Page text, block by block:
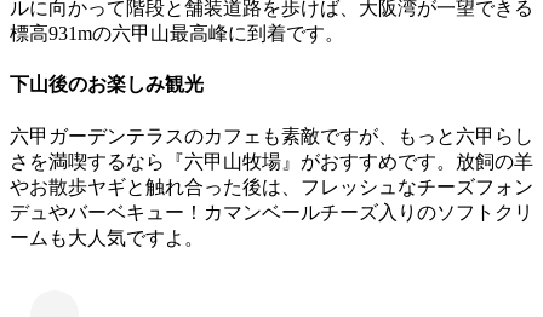
ルに向かって階段と舗装道路を歩けば、大阪湾が一望できる
標高931mの六甲山最高峰に到着です。
下山後のお楽しみ観光
六甲ガーデンテラスのカフェも素敵ですが、
もっと六甲らし
さを満喫するなら『六甲山牧場』がおすすめです。 放飼の羊
やお散歩ヤギと触れ合った後は、フレッシュなチーズフォン
デュやバーベキュー！カマンベールチーズ入りのソフトクリ
ームも大人気ですよ。